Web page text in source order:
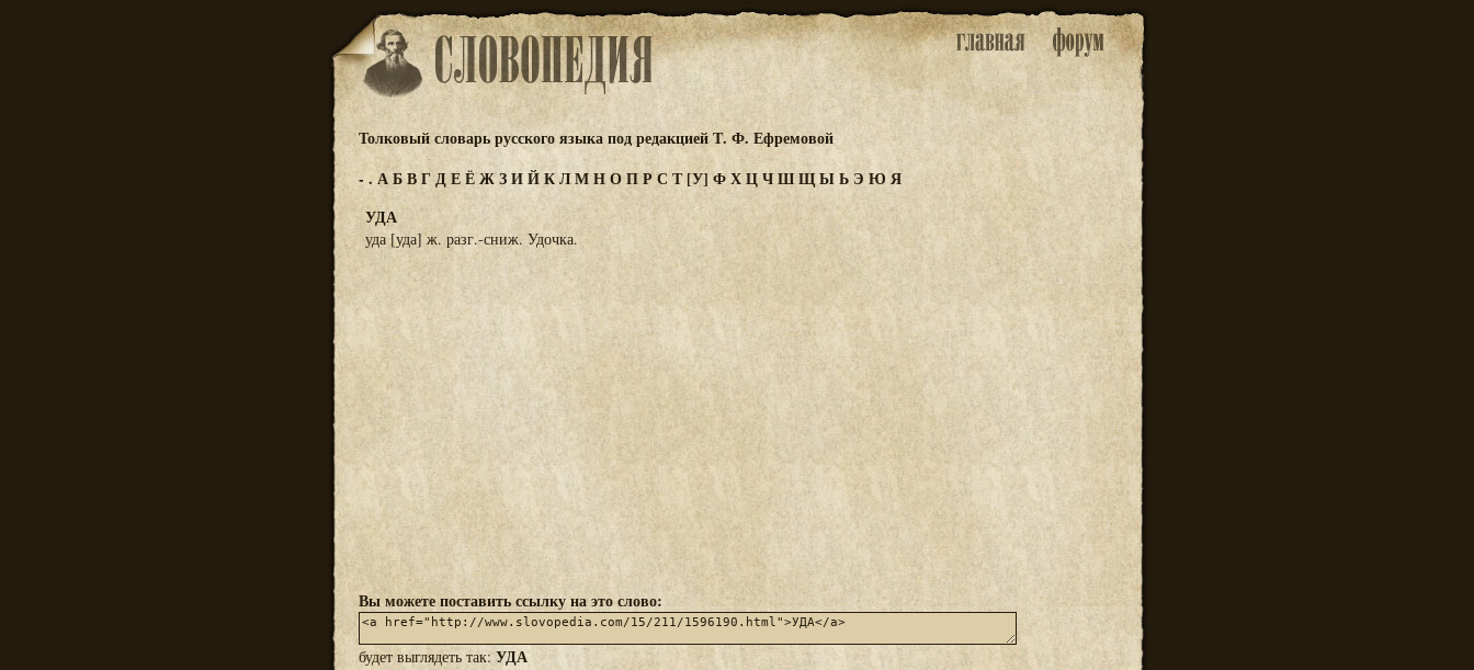
Толковый словарь русского языка под редакцией Т. Ф. Ефремовой
-. АБВГДЕЁЖЗИЙКЛМНОПРС Т[У] ФХЦЧШЩЫЬ Э Ю Я
УДА
уда [уда] ж. разг.-сниж. Удочка.
Вы можете поставить ссылку на это слово:
будет выглядеть так:УДА